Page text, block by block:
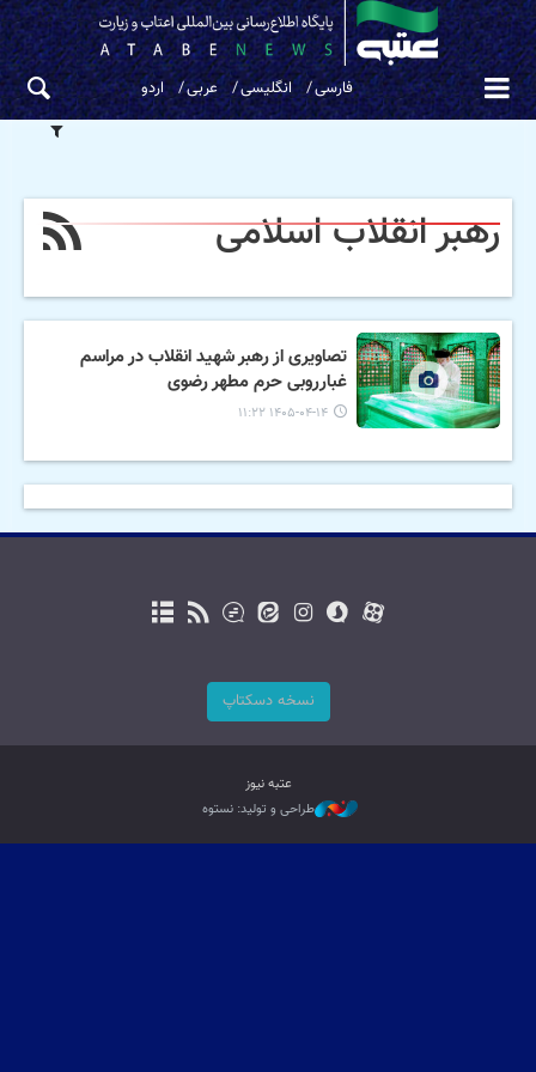
فارسی انگلیسی عربی اردو
رهبر انقلاب اسلامی
تصاویری از رهبر شهید انقلاب در مراسم
غبارروبی حرم مطهر رضوی
۱۴۰۵-۰۴-۱۴ ۱۱:۲۲
نسخه دسکتاپ
عتبه نیوز
طراحی و تولید: نستوه